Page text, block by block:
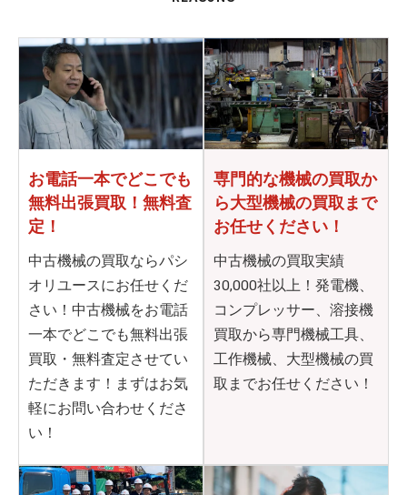
お電話一本でどこでも
無料出張買取！無料査
定！
中古機械の買取ならパシ
オリユースにお任せくだ
さい！中古機械をお電話
一本でどこでも無料出張
買取・無料査定させてい
ただきます！まずはお気
軽にお問い合わせくださ
い！
専門的な機械の買取か
ら大型機械の買取まで
お任せください！
中古機械の買取実績
30,000社以上！発電機、
コンプレッサー、溶接機
買取から専門機械工具、
工作機械、大型機械の買
取までお任せください！